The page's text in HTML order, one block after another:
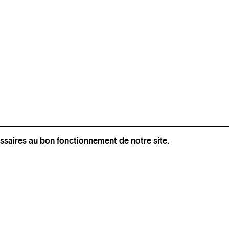
au bon fonctionnement de notre site.